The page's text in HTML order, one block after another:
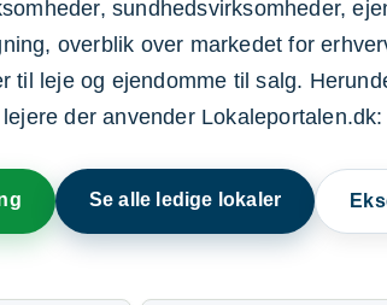
sundhedsvirksomheder,
overblik over markedet for
til leje og ejendomme til salg.
lejere der anvender Lokaleportalen.dk:
Se alle ledige lokaler